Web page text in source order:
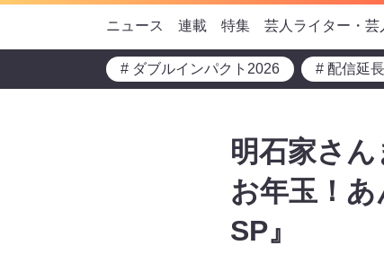
ニュース 連載 特集 芸人ライター・芸
# ダブルインパクト2026 # 配信延
明石家さ
お年玉！
SP』